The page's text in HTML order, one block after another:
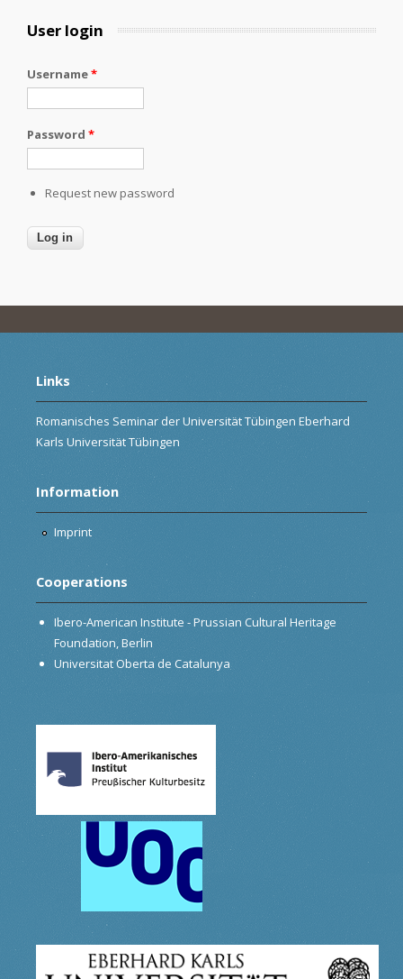
User login
Username*
Password *
Request new password
Links
Romanisches Seminar der Universität Tübingen Eberhard
Karls Universität Tübingen
Information
Imprint
Cooperations
Ibero-American Institute - Prussian Cultural Heritage
Foundation, Berlin
Universitat Oberta de Catalunya